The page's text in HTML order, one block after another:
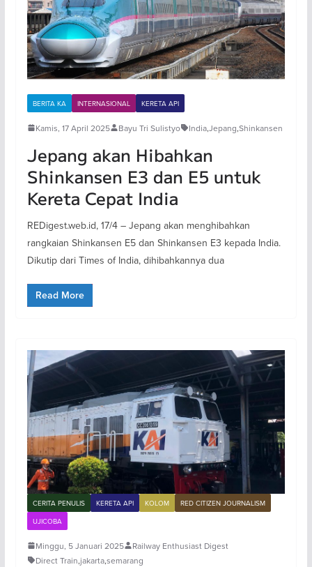
BERITA KA INTERNASIONAL KERETA API
Kamis, 17 April 2025 Bayu Tri Sulistyo India,Jepang,Shinkansen
Jepang akan Hibahkan
Shinkansen E3 dan E5 untuk
Kereta Cepat India
REDigest.web.id, 17/4 – Jepang akan menghibahkan
rangkaian Shinkansen E5 dan Shinkansen E3 kepada India.
Dikutip dari Times of India, dihibahkannya dua
Read More
CERITA PENULIS KERETA API KOLOM
RED CITIZEN JOURNALISM
UJICOBA
Minggu, 5 Januari 2025
Railway Enthusiast Digest
Direct Train,jakarta,semarang